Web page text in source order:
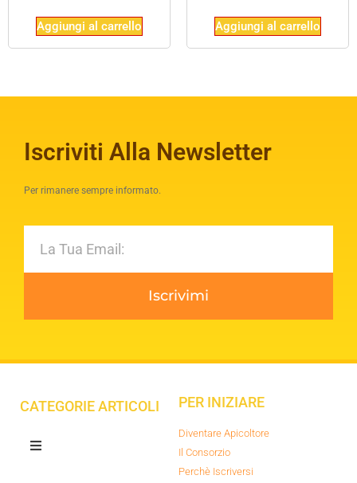
Aggiungi al carrello Aggiungi al carrello
Iscriviti Alla Newsletter
Per rimanere sempre informato.
Iscrivimi
CATEGORIE ARTICOLI PER INIZIARE
Diventare Apicoltore
Il Consorzio
Perchè Iscriversi